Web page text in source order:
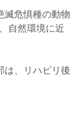
滅危惧種の動物
自然環境に近
は、リハビリ後